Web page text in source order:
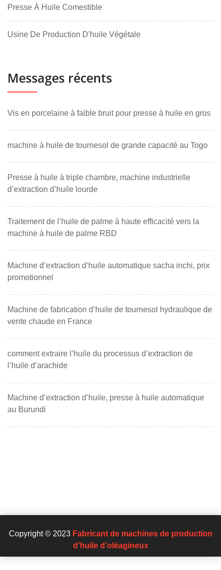
Presse À Huile Comestible
Usine De Production D'huile Végétale
Messages récents
Vis en porcelaine à faible bruit pour presse à huile en gros
machine à huile de tournesol de grande capacité au Togo
Presse à huile à triple chambre, machine industrielle
d’extraction d’huile lourde
Traitement de l’huile de palme à haute efficacité vers la
machine à huile de palme RBD
Machine d’extraction d’huile automatique sacha inchi, prix
promotionnel
Machine de fabrication d’huile de tournesol hydraulique de
vente chaude en France
comment extraire l’huile du processus d’extraction de
l’huile d’arachide
Machine d’extraction d’huile, presse à huile automatique
au Burundi
Copyright © 2023 Fabricant de machines de production
d’huile d’oléagineux